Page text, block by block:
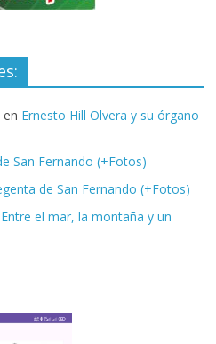
en Ernesto Hill Olvera y su órgano
San Fernando (+Fotos)
de San Fernando (+Fotos)
Entre el mar, la montaña y un